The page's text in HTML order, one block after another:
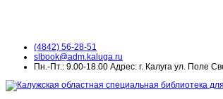
(4842) 56-28-51
slbook@adm.kaluga.ru
Пн.-Пт.: 9.00-18.00 Адрес: г. Калуга ул. Поле